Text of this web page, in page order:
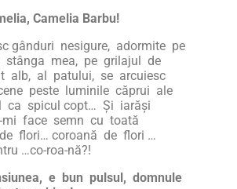
Camelia Barbu!
gânduri nesigure, adormite pe
stânga mea, pe grilajul de
alb, al patului, se arcuiesc
peste luminile căprui ale
ca spicul copt… Și iarăși
mi face semn cu toată
flori… coroană de flori …
…co-roa-nă?!
e bun pulsul, domnule